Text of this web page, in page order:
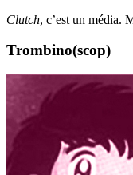
Clutch, c’est un média.
Trombino(scop)